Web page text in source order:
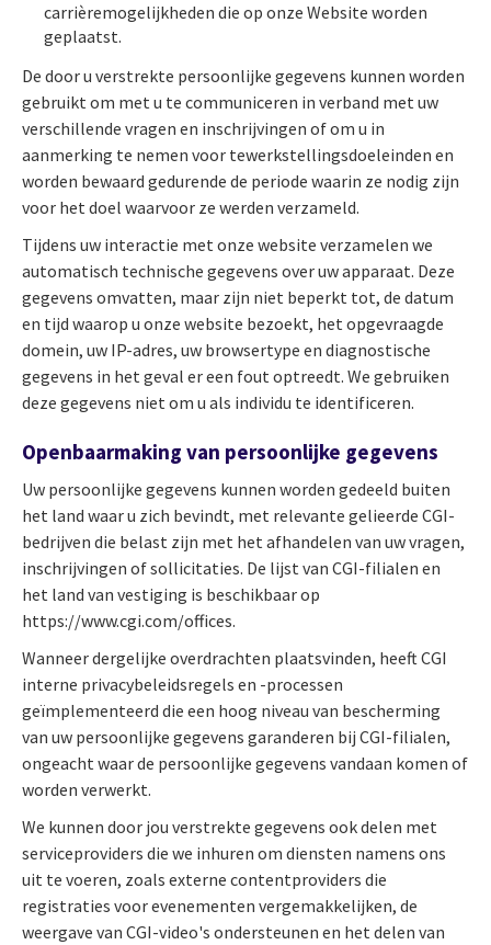
carrièremogelijkheden die op onze Website worden
geplaatst.
De door u verstrekte persoonlijke gegevens kunnen worden
gebruikt om met u te communiceren in verband met uw
verschillende vragen en inschrijvingen of om u in
aanmerking te nemen voor tewerkstellingsdoeleinden en
worden bewaard gedurende de periode waarin ze nodig zijn
voor het doel waarvoor ze werden verzameld.
Tijdens uw interactie met onze website verzamelen we
automatisch technische gegevens over uw apparaat. Deze
gegevens omvatten, maar zijn niet beperkt tot, de datum
en tijd waarop u onze website bezoekt, het opgevraagde
domein, uw IP-adres, uw browsertype en diagnostische
gegevens in het geval er een fout optreedt. We gebruiken
deze gegevens niet om u als individu te identificeren.
Openbaarmaking van persoonlijke gegevens
Uw persoonlijke gegevens kunnen worden gedeeld buiten
het land waar u zich bevindt, met relevante gelieerde CGI-
bedrijven die belast zijn met het afhandelen van uw vragen,
inschrijvingen of sollicitaties. De lijst van CGI-filialen en
het land van vestiging is beschikbaar op
https://www.cgi.com/offices.
Wanneer dergelijke overdrachten plaatsvinden, heeft CGI
interne privacybeleidsregels en -processen
geïmplementeerd die een hoog niveau van bescherming
van uw persoonlijke gegevens garanderen bij CGI-filialen,
ongeacht waar de persoonlijke gegevens vandaan komen of
worden verwerkt.
We kunnen door jou verstrekte gegevens ook delen met
serviceproviders die we inhuren om diensten namens ons
uit te voeren, zoals externe contentproviders die
registraties voor evenementen vergemakkelijken, de
weergave van CGI-video's ondersteunen en het delen van